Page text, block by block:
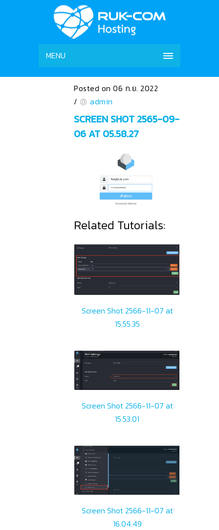
MENU
Posted on 06 ก.ย. 2022
/
admin
SCREEN SHOT 2565-09-
06 AT 05.58.27
Related Tutorials:
Screen Shot 2566-11-07 at
15.55.35
Screen Shot 2566-11-07 at
15.53.01
Screen Shot 2566-11-07 at
16.04.49